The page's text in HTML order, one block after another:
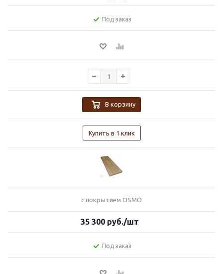
Под заказ
В корзину
Купить в 1 клик
с покрытием OSMO
35 300 руб./шт
Под заказ